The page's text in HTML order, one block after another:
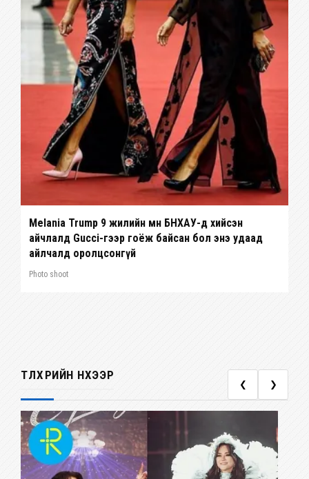
Melania Trump 9 жилийн өмнө БНХАУ-д хийсэн
айчлалд Gucci-гээр гоёж байсан бол энэ удаад
айлчалд оролцсонгүй
Photo shoot
ТҮЛХҮҮРИЙН НҮХЭЭР
❮ ❯